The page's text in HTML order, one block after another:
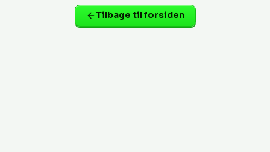
Tilbage til forsiden